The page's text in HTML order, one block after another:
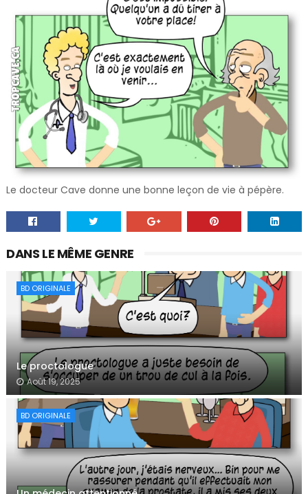
Le docteur Cave donne une bonne leçon de vie à pépère.
DANS LE MÊME GENRE
BD ORIGINALE
Le proctologue
Août 19, 2025
BD ORIGINALE